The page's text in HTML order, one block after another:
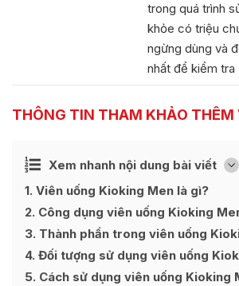
trong quá trình
khỏe có triệu
ngừng dùng và
nhất để kiểm tra
THÔNG TIN THAM KHẢO THÊM
Xem nhanh nội dung bài viết [
Ẩn
1 Viên uống Kioking Men là gì?
2 Công dụng viên uống Kioking
3 Thành phần trong viên uống
4 Đối tượng sử dụng viên uống
5 Cách sử dụng viên uống Kioking